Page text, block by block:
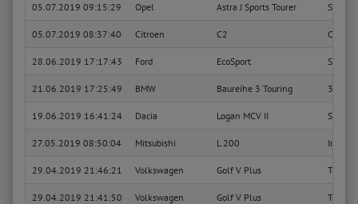
05.07.2019 09:15:29 Opel Astra J Sports Tourer Sport
05.07.2019 08:37:40 Citroen C2 Confort
28.06.2019 17:17:43 Ford EcoSport ST-Line
21.06.2019 17:25:49 BMW Baureihe 3 Touring 316d
19.06.2019 16:41:24 Dacia Logan MCV II
27.05.2019 08:50:04 Mitsubishi L 200
29.04.2019 21:46:21 Volkswagen Golf V Plus Tour
29.04.2019 21:41:50 Volkswagen Golf V Plus Tour